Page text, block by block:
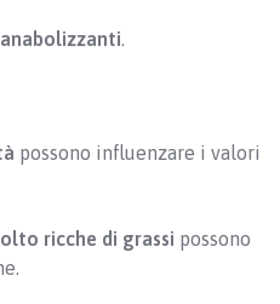
.
possono influenzare i valori
ricche di grassi possono